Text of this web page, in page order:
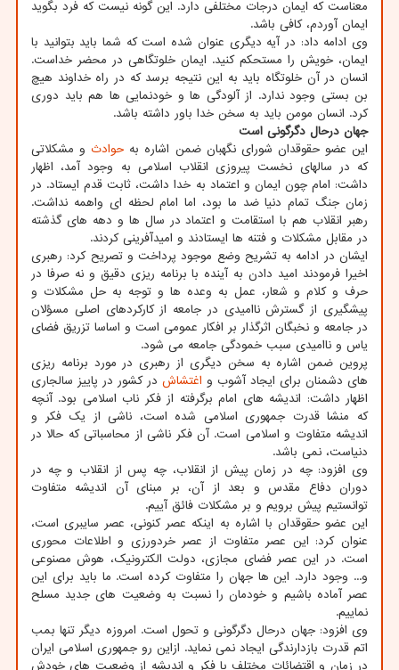
معناست که ایمان درجات مختلفی دارد. این گونه نیست که فرد بگوید
ایمان آوردم، کافی باشد.
وی ادامه داد: در آیه دیگری عنوان شده است که شما باید بتوانید با
ایمان، خویش را مستحکم کنید. ایمان خلوتگاهی در محضر خداست.
انسان در آن خلوتگاه باید به این نتیجه برسد که در راه خداوند هیچ
بن بستی وجود ندارد. از آلودگی ها و خودنمایی ها هم باید دوری
کرد. انسان مومن باید به سخن خدا باور داشته باشد.
جهان درحال دگرگونی است
این عضو حقوقدان شورای نگهبان ضمن اشاره به حوادث و مشکلاتی
که در سالهای نخست پیروزی انقلاب اسلامی به وجود آمد، اظهار
داشت: امام چون ایمان و اعتماد به خدا داشت، ثابت قدم ایستاد. در
زمان جنگ تمام دنیا ضد ما بود، اما امام لحظه ای واهمه نداشت.
رهبر انقلاب هم با استقامت و اعتماد در سال ها و دهه های گذشته
در مقابل مشکلات و فتنه ها ایستادند و امیدآفرینی کردند.
ایشان در ادامه به تشریح وضع موجود پرداخت و تصریح کرد: رهبری
اخیرا فرمودند امید دادن به آینده با برنامه ریزی دقیق و نه صرفا در
حرف و کلام و شعار، عمل به وعده ها و توجه به حل مشکلات و
پیشگیری از گسترش ناامیدی در جامعه از کارکردهای اصلی مسؤلان
در جامعه و نخبگان اثرگذار بر افکار عمومی است و اساسا تزریق فضای
یاس و ناامیدی سبب خمودگی جامعه می شود.
پروین ضمن اشاره به سخن دیگری از رهبری در مورد برنامه ریزی
های دشمنان برای ایجاد آشوب و اغتشاش در کشور در پاییز سالجاری
اظهار داشت: اندیشه های امام برگرفته از فکر ناب اسلامی بود. آنچه
که منشا قدرت جمهوری اسلامی شده است، ناشی از یک فکر و
اندیشه متفاوت و اسلامی است. آن فکر ناشی از محاسباتی که حالا در
دنیاست، نمی باشد.
وی افزود: چه در زمان پیش از انقلاب، چه پس از انقلاب و چه در
دوران دفاع مقدس و بعد از آن، بر مبنای آن اندیشه متفاوت
توانستیم پیش برویم و بر مشکلات فائق آییم.
این عضو حقوقدان با اشاره به اینکه عصر کنونی، عصر سایبری است،
عنوان کرد: این عصر متفاوت از عصر خردورزی و اطلاعات محوری
است. در این عصر فضای مجازی، دولت الکترونیک، هوش مصنوعی
و... وجود دارد. این ها جهان را متفاوت کرده است. ما باید برای این
عصر آماده باشیم و خودمان را نسبت به وضعیت های جدید مسلح
نماییم.
وی افزود: جهان درحال دگرگونی و تحول است. امروزه دیگر تنها بمب
اتم قدرت بازدارندگی ایجاد نمی نماید. ازاین رو جمهوری اسلامی ایران
در زمان و اقتضائات مختلف با فکر و اندیشه از وضعیت های خودش